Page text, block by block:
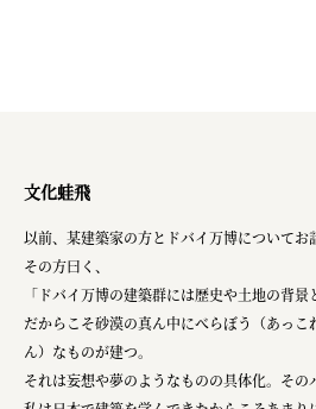
文化蛙飛
以前、某建築家の方とドバイ万博についてお
その方曰く、
「ドバイ万博の建築群には歴史や土地の背景
だからこそ砂漠の真ん中にべらぼう（あっ
ん）なものが建つ。
それは妄想や夢のようなものの具体化。その